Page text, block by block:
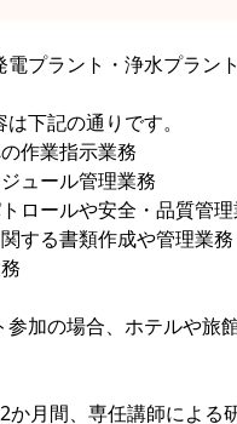
プラント・浄水プラン
下記の通りです。
作業指示業務
ュール管理業務
ロールや安全・品質管
する書類作成や管理業務
加の場合、ホテルや旅
か月間、専任講師による